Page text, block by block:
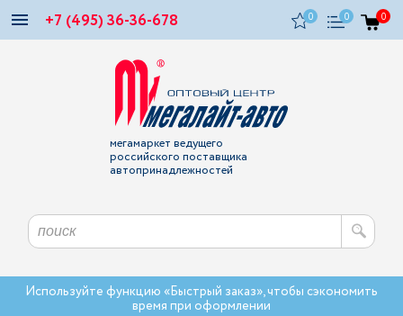
+7 (495) 36-36-678 0 0 0
мегамаркет ведущего
российского поставщика
автопринадлежностей
Используйте функцию «Быстрый заказ», чтобы сэкономить
время при оформлении